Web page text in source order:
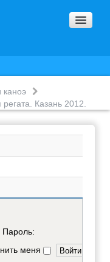
каноэ
регата. Казань 2012.
Пароль:
меня